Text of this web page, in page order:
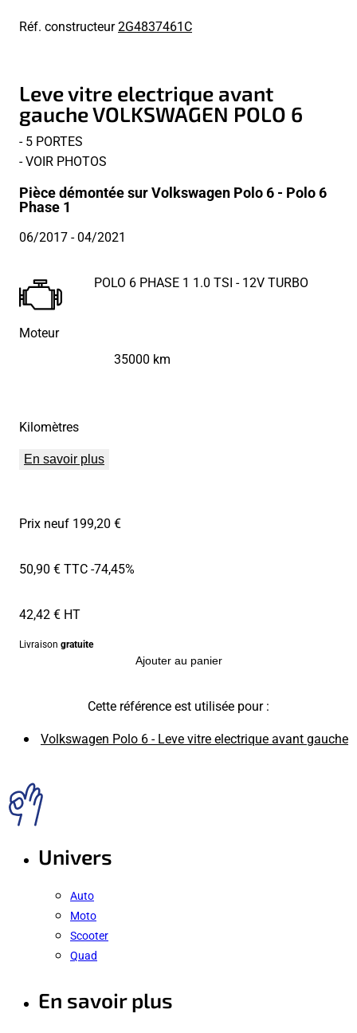
Réf. constructeur2G4837461C
Leve vitre electrique avant
gauche VOLKSWAGEN POLO 6
- 5 PORTES
- VOIR PHOTOS
Pièce démontée sur Volkswagen Polo 6 - Polo 6
Phase 1
06/2017- 04/2021
Moteur
POLO 6 PHASE 1 1.0 TSI - 12V TURBO
Kilomètres
35000 km
En savoir plus
Prix neuf 199,20 €
50,90 € TTC-74,45%
42,42 € HT
Livraison gratuite
Ajouter au panier
Cette référence est utilisée pour :
Volkswagen Polo 6 - Leve vitre electrique avant gauche
Univers
Auto
Moto
Scooter
Quad
En savoir plus